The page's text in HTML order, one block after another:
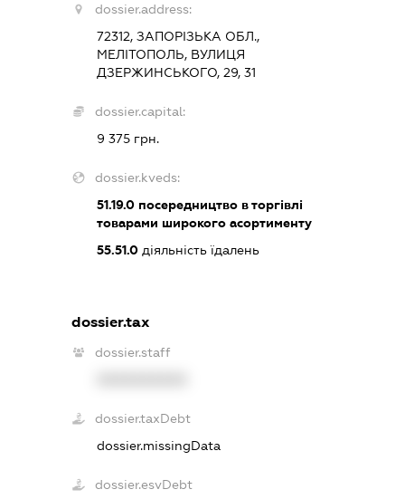
dossier.address:
72312, ЗАПОРІЗЬКА ОБЛ.,
МЕЛІТОПОЛЬ, ВУЛИЦЯ
ДЗЕРЖИНСЬКОГО, 29, 31
dossier.capital:
9 375 грн.
dossier.kveds:
51.19.0 посередництво в торгівлі
товарами широкого асортименту
55.51.0 діяльність їдалень
dossier.tax
dossier.staff
dossier.taxDebt
dossier.missingData
dossier.esvDebt